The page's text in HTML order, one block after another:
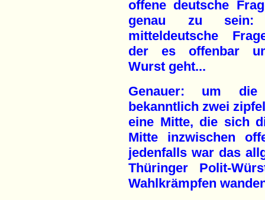
offene deutsche
genau zu sein:
mitteldeutsche
der es offenbar
Wurst geht...
Genauer: um
bekanntlich zwei
eine Mitte, die sich
Mitte inzwischen
jedenfalls war das
Thüringer Polit-
Wahlkrämpfen